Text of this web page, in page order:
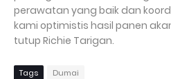
perawatan yang baik dan
kami optimistis hasil panen
tutup Richie Tarigan.
Tags Dumai